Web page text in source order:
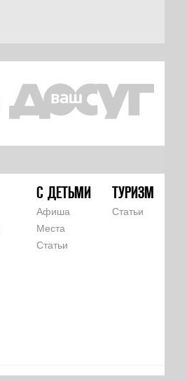
С ДЕТЬМИ
Афиша
Места
Статьи
ТУРИЗМ
Статьи